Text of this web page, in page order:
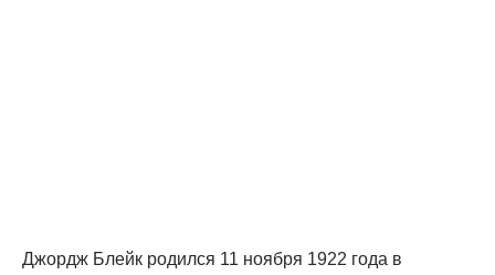
Джордж Блейк родился 11 ноября 1922 года в